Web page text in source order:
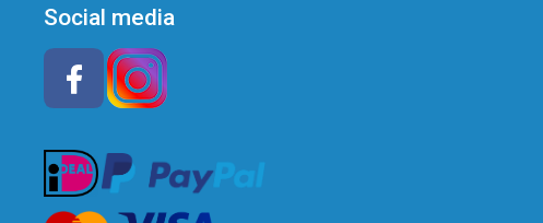
Social media